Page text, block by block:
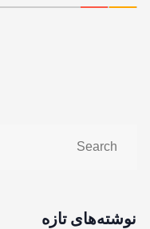
نوشته‌های تازه